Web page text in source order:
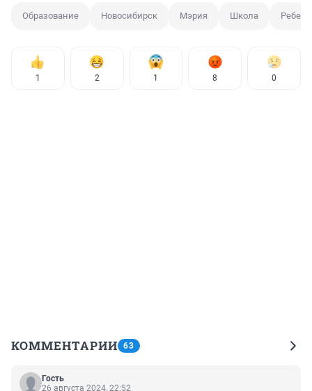
Образование Новосибирск Мэрия Школа
1 2 1 8 0
КОММЕНТАРИИ 63
Гость
26 августа 2024, 22:52